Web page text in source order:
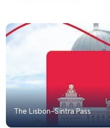
The Lisbon-Sintra Pass